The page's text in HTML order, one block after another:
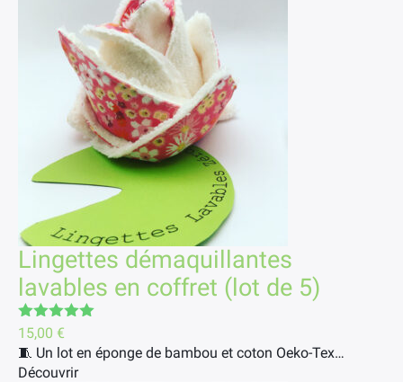
Lingettes démaquillantes
lavables en coffret (lot de 5)
Note 5.00
sur 5
15,00 €
🧵 Un lot en éponge de bambou et coton Oeko-Tex…
Découvrir